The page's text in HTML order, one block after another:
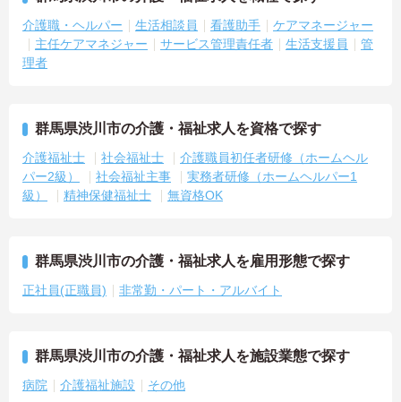
介護職・ヘルパー 生活相談員 看護助手
ケアマネージャー
主任ケアマネジャー
サービス管理責任者 生活支援員
管
理者
群馬県渋川市の介護・福祉求人を資格で探す
介護福祉士 社会福祉士
介護職員初任者研修（ホームヘル
パー2級）
社会福祉主事
実務者研修（ホームヘルパー1
級）
精神保健福祉士 無資格OK
群馬県渋川市の介護・福祉求人を雇用形態で探す
正社員(正職員) 非常勤・パート・アルバイト
群馬県渋川市の介護・福祉求人を施設業態で探す
病院 介護福祉施設 その他